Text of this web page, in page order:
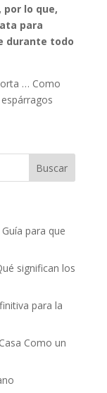
por lo que,
para
durante todo
… Como
para que
significan los
para la
Como un